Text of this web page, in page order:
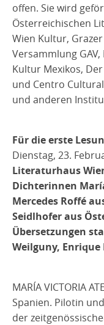
offen. Sie wird
Österreichischen
Wien Kultur,
Versammlung
Kultur Mexikos,
und Centro
und anderen
Für die erste
Dienstag, 23.
Literaturhaus
Dichterinnen
Mercedes Roffé
Seidlhoferaus
Übersetzungen
Weilguny, Enrique
MARÍA VICTORIA
Spanien. Pilotin
der